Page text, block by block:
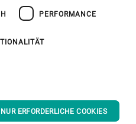
OBEN
PERFORMANCE
NUR ERFORDERLICHE COOKIES